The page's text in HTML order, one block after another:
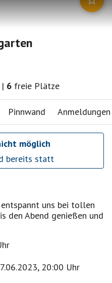
| 6 freie Plätze
Pinnwand Anmeldungen
möglich
bereits statt
uns bei tollen
den Abend genießen und
20:00 Uhr